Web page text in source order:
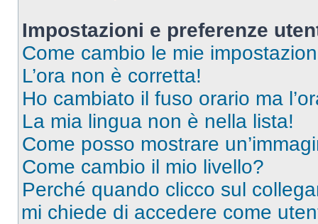
Impostazioni e preferenze
Come cambio le mie
L’ora non è corretta!
Ho cambiato il fuso orario ma
La mia lingua non è nella lista!
Come posso mostrare
Come cambio il mio livello?
Perché quando clicco sul
mi chiede di accedere come